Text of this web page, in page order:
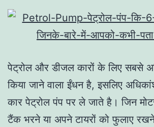
पेट्रोल और डीजल कारों के लिए सबसे
किया जाने वाला ईंधन है, इसलिए
कार पेट्रोल पंप पर ले जाते है। जिन
टैंक भरने या अपने टायरों को फुलाए